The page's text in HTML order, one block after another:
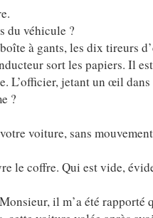
du véhicule ?
à gants, les dix tireurs
sort les papiers. Il
L’officier, jetant un œil
?
voiture, sans
le coffre. Qui est vide,
il m’a été rapporté